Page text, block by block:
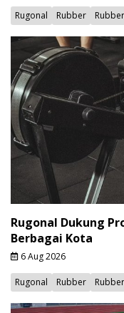
Rugonal Rubber
Rugonal Dukung
Berbagai Kota
6 Aug 2026
Rugonal Rubber